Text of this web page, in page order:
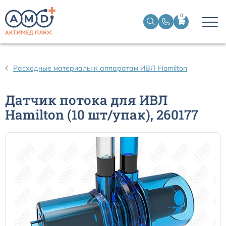
0
Расходные материалы к аппаратам ИВЛ Hamilton
Датчик потока для ИВЛ
Hamilton (10 шт/упак), 260177
Датчики ЭЭГ BIS
Датчики температурные медицинские к мониторам
Кабели для кардиографов
Датчики кислорода для ИВЛ